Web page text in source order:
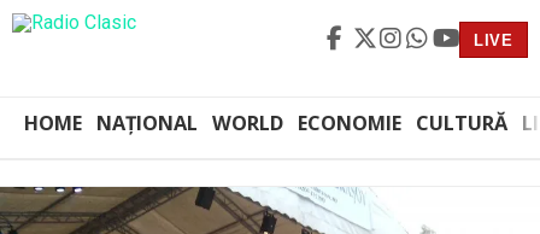
LIVE
HOME NAȚIONAL WORLD ECONOMIE CULTURĂ